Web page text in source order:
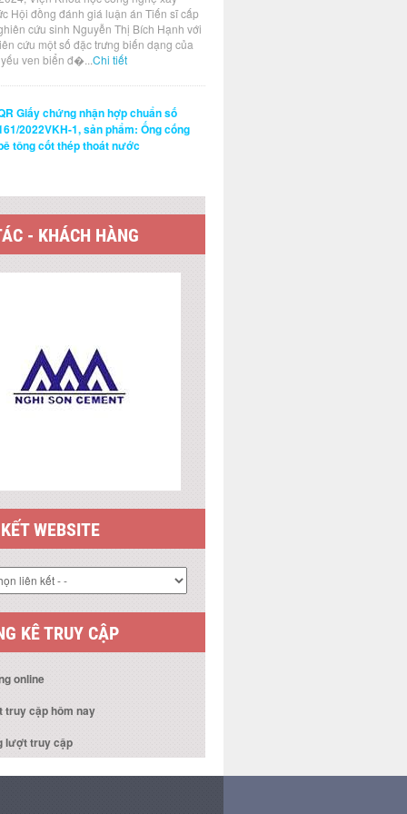
Hội đồng đánh giá luận án Tiến sĩ cấp
cứu sinh Nguyễn Thị Bích Hạnh với
cứu một số đặc trưng biến dạng của
ven biển đ�...Chi tiết
Giấy chứng nhận hợp chuẩn số
2022VKH-1, sản phẩm: Ống cống
tông cốt thép thoát nước
- KHÁCH HÀNG
WEBSITE
KÊ TRUY CẬP
online
truy cập hôm nay
lượt truy cập